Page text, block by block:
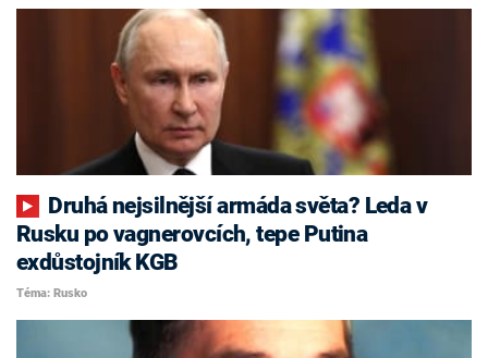
Rusku po vagnerovcích, tepe Putina
exdůstojník KGB
Téma: Rusko